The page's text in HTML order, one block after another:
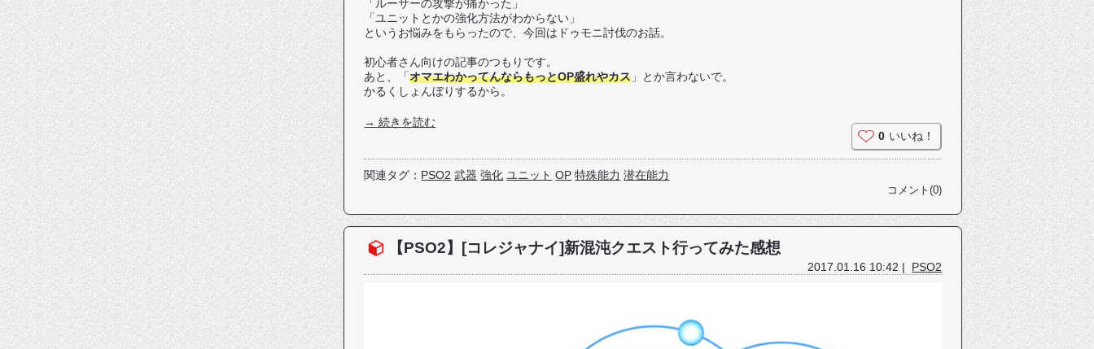
「ルーサーの攻撃が痛かった」
「ユニットとかの強化方法がわからない」
というお悩みをもらったので、今回はドゥモニ討伐のお話。
初心者さん向けの記事のつもりです。
あと、「オマエわかってんならもっとOP盛れやカス 」とか言わないで。
かるくしょんぼりするから。
→ 続きを読む
0 いいね！
関連タグ： PSO2 武器 強化 ユニット OP 特殊能力 潜在能力
コメント(0)
【PSO2】[コレジャナイ]新混沌クエスト行ってみた感想
2017.01.16 10:42 | PSO2